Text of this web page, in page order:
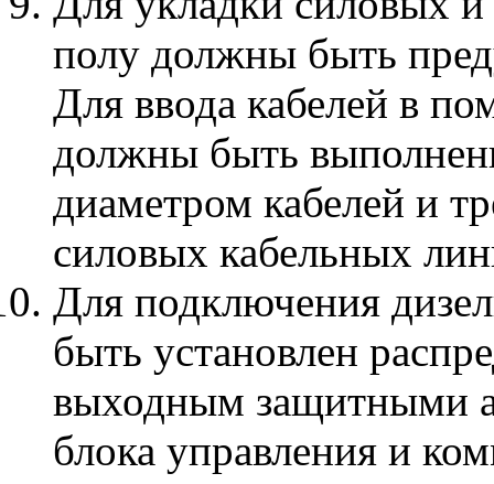
полу должны быть
Для ввода кабелей в
должны быть
диаметром кабелей и
силовых кабельных
Для подключения
быть установлен
выходным защитными
блока управления и